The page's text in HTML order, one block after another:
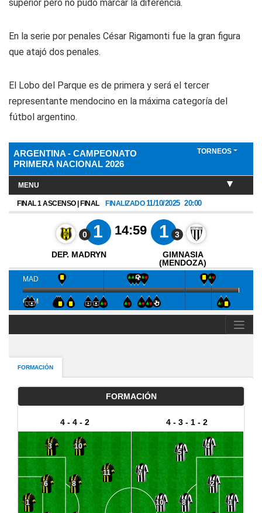
superior pero no pudo marcar la diferencia.
En la serie por penales César Rigamonti fue la gran figura
que atajó dos penales.
El Lobo del Parque es de primera y será el tercer
representante mendocino en la máxima categoría del
fútbol argentino.